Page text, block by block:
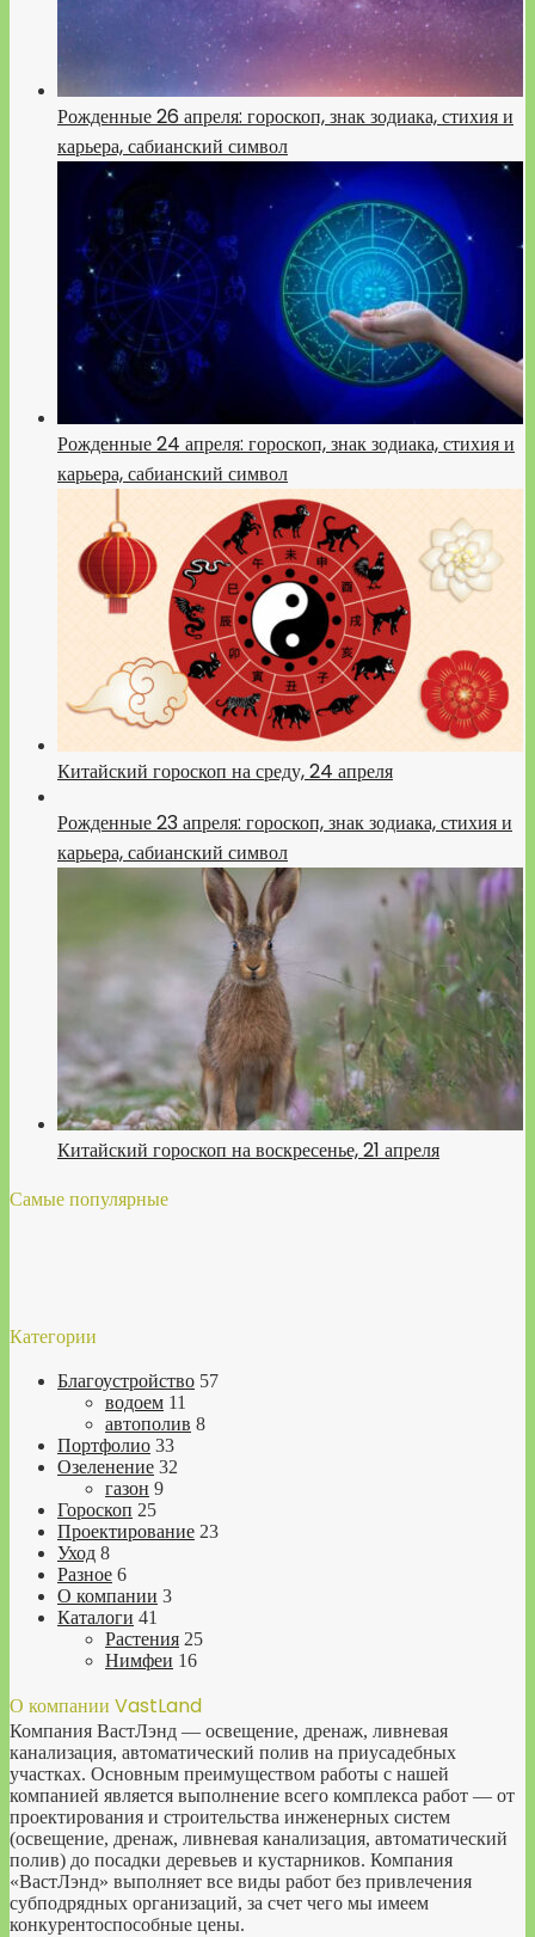
Рожденные 26 апреля: гороскоп, знак зодиака, стихия и
карьера, сабианский символ
Рожденные 24 апреля: гороскоп, знак зодиака, стихия и
карьера, сабианский символ
Китайский гороскоп на среду, 24 апреля
Рожденные 23 апреля: гороскоп, знак зодиака, стихия и
карьера, сабианский символ
Китайский гороскоп на воскресенье, 21 апреля
Самые популярные
Категории
Благоустройство 57
водоем 11
автополив 8
Портфолио 33
Озеленение 32
газон 9
Гороскоп 25
Проектирование 23
Уход 8
Разное 6
О компании 3
Каталоги 41
Растения 25
Нимфеи 16
О компании VastLand
Компания ВастЛэнд — освещение, дренаж, ливневая
канализация, автоматический полив на приусадебных
участках. Основным преимуществом работы с нашей
компанией является выполнение всего комплекса работ — от
проектирования и строительства инженерных систем
(освещение, дренаж, ливневая канализация, автоматический
полив) до посадки деревьев и кустарников. Компания
«ВастЛэнд» выполняет все виды работ без привлечения
субподрядных организаций, за счет чего мы имеем
конкурентоспособные цены.